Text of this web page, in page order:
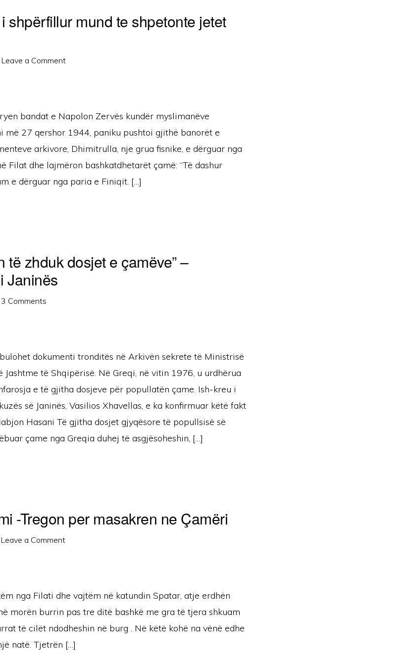
shpërfillur mund te shpetonte jetet
Leave a Comment
bandat e Napolon Zervës kundër myslimanëve
më 27 qershor 1944, paniku pushtoi gjithë banorët e
arkivore, Dhimitrulla, nje grua fisnike, e dërguar nga
Filat dhe lajmëron bashkatdhetarët çamë: “Të dashur
e dërguar nga paria e Finiqit. […]
të zhduk dosjet e çamëve” –
Janinës
3 Comments
dokumenti tronditës në Arkivën sekrete të Ministrisë
Jashtme të Shqipërisë. Në Greqi, në vitin 1976, u urdhërua
e të gjitha dosjeve për popullatën çame. Ish-kreu i
së Janinës, Vasilios Xhavellas, e ka konfirmuar këtë fakt
Hasani Të gjitha dosjet gjyqësore të popullsisë së
çame nga Greqia duhej të asgjësoheshin, […]
-Tregon per masakren ne Çamëri
Leave a Comment
nga Filati dhe vajtëm në katundin Spatar, atje erdhën
morën burrin pas tre ditë bashkë me gra të tjera shkuam
të cilët ndodheshin në burg . Në këtë kohë na vënë edhe
natë. Tjetrën […]